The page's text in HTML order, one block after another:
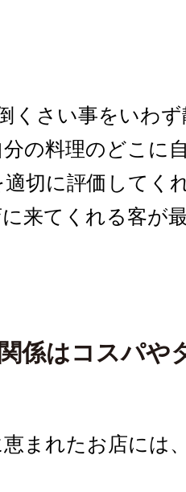
くさい事をいわ
の料理のどこに
切に評価してく
来てくれる客が
係はコスパや
まれたお店には